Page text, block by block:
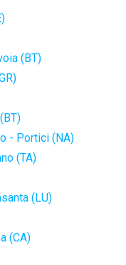
(BT)
- Portici (NA)
(TA)
(LU)
(CA)